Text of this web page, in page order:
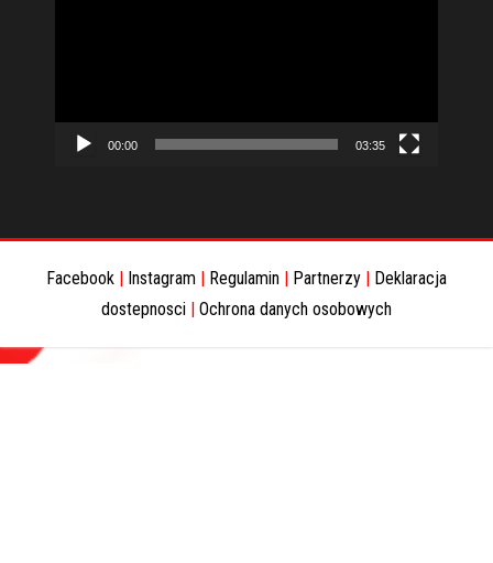
00:00 03:35
Facebook | Instagram | Regulamin | Partnerzy | Deklaracja
dostepnosci | Ochrona danych osobowych